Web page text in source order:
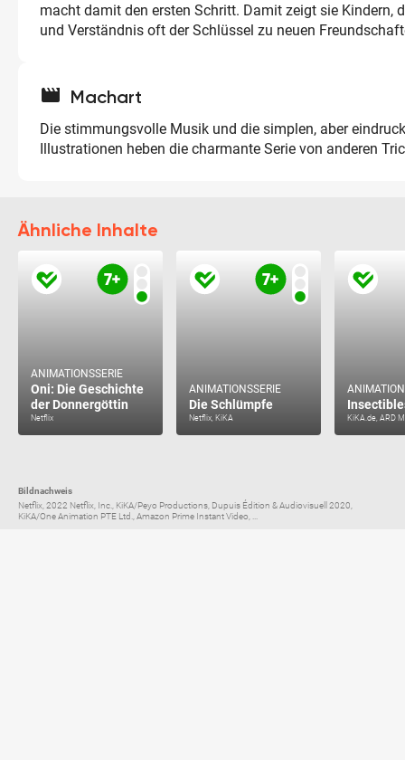
macht damit den ersten Schritt. Damit zeigt sie Kindern,
und Verständnis oft der Schlüssel zu neuen
movie Machart
Die stimmungsvolle Musik und die simplen, aber
Illustrationen heben die charmante Serie von anderen
Ähnliche Inhalte
ANIMATIONSSERIE
Oni: Die Geschichte
der Donnergöttin
Netflix
ANIMATIONSSERIE
Die Schlümpfe
Netflix, KiKA KiKA.de, ARD
Bildnachweis
Netflix, 2022 Netflix, Inc., KiKA/Peyo Productions, Dupuis Édition & Audiovisuell 2020,
KiKA/One Animation PTE Ltd., Amazon Prime Instant Video, ...